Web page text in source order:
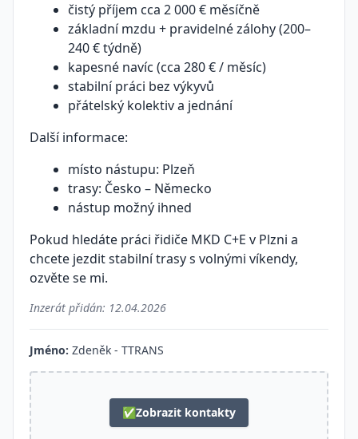
čistý příjem cca 2 000 € měsíčně
základní mzdu + pravidelné zálohy (200–
240 € týdně)
kapesné navíc (cca 280 € / měsíc)
stabilní práci bez výkyvů
přátelský kolektiv a jednání
Další informace:
místo nástupu: Plzeň
trasy: Česko – Německo
nástup možný ihned
Pokud hledáte práci řidiče MKD C+E v Plzni a
chcete jezdit stabilní trasy s volnými víkendy,
ozvěte se mi.
Inzerát přidán: 12.04.2026
Jméno: Zdeněk - TTRANS
✅Zobrazit kontakty